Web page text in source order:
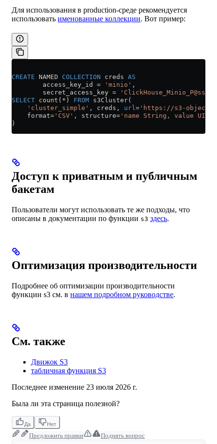
Для использования в production-среде рекомендуется
использовать именованные коллекции. Вот пример:
CREATE NAMED COLLECTION creds AS
        access_key_id
= 'minio' ,
        secret_access_key
=
SELECT count ( * ) FROM s3Cluster(
    'cluster_simple'
, creds, url= 'https://s3-object-
    format
= 'CSV' , structure= 'name String, value
)
Доступ к приватным и публичным
бакетам
Пользователи могут использовать те же подходы, что
описаны в документации по функции s3 здесь.
Оптимизация производительности
Подробнее об оптимизации производительности
функции s3 см. в нашем подробном руководстве.
См. также
Движок S3
табличная функция S3
Последнее изменение 23 июля 2026 г.
Была ли эта страница полезной?
Да Нет
Предложить правки Поднять вопрос